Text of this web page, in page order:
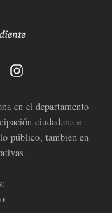
en el departamento
ciudadana e
público, también en